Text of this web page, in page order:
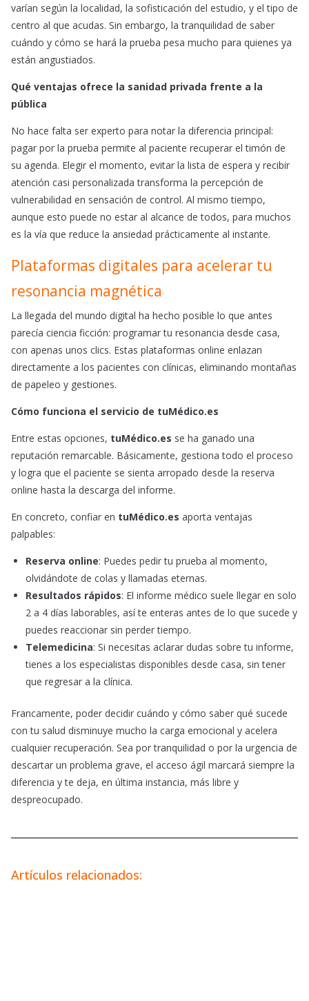
varían según la localidad, la sofisticación del estudio, y el tipo de
centro al que acudas. Sin embargo, la tranquilidad de saber
cuándo y cómo se hará la prueba pesa mucho para quienes ya
están angustiados.
Qué ventajas ofrece la sanidad privada frente a la
pública
No hace falta ser experto para notar la diferencia principal:
pagar por la prueba permite al paciente recuperar el timón de
su agenda. Elegir el momento, evitar la lista de espera y recibir
atención casi personalizada transforma la percepción de
vulnerabilidad en sensación de control. Al mismo tiempo,
aunque esto puede no estar al alcance de todos, para muchos
es la vía que reduce la ansiedad prácticamente al instante.
Plataformas digitales para acelerar tu
resonancia magnética
La llegada del mundo digital ha hecho posible lo que antes
parecía ciencia ficción: programar tu resonancia desde casa,
con apenas unos clics. Estas plataformas online enlazan
directamente a los pacientes con clínicas, eliminando montañas
de papeleo y gestiones.
Cómo funciona el servicio de tuMédico.es
Entre estas opciones, tuMédico.es se ha ganado una
reputación remarcable. Básicamente, gestiona todo el proceso
y logra que el paciente se sienta arropado desde la reserva
online hasta la descarga del informe.
En concreto, confiar en tuMédico.es aporta ventajas
palpables:
Reserva online: Puedes pedir tu prueba al momento,
olvidándote de colas y llamadas eternas.
Resultados rápidos: El informe médico suele llegar en solo
2 a 4 días laborables, así te enteras antes de lo que sucede y
puedes reaccionar sin perder tiempo.
Telemedicina: Si necesitas aclarar dudas sobre tu informe,
tienes a los especialistas disponibles desde casa, sin tener
que regresar a la clínica.
Francamente, poder decidir cuándo y cómo saber qué sucede
con tu salud disminuye mucho la carga emocional y acelera
cualquier recuperación. Sea por tranquilidad o por la urgencia de
descartar un problema grave, el acceso ágil marcará siempre la
diferencia y te deja, en última instancia, más libre y
despreocupado.
Artículos relacionados: